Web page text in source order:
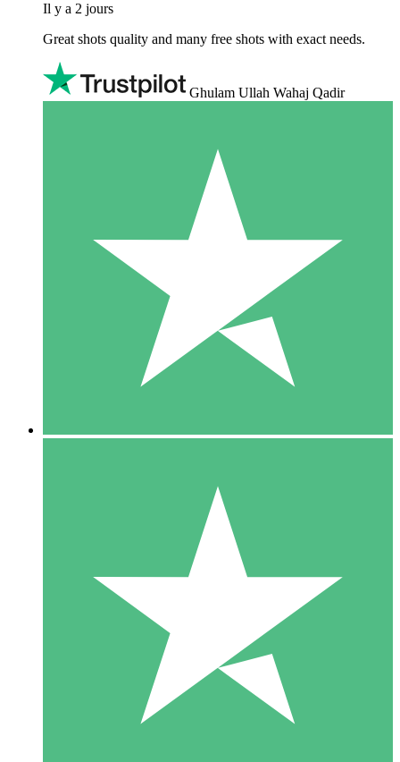
Il y a 2 jours
Great shots quality and many free shots with exact needs.
Ghulam Ullah Wahaj Qadir